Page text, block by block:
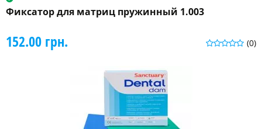
Фиксатор для матриц пружинный 1.003
(0)
152.00 грн.